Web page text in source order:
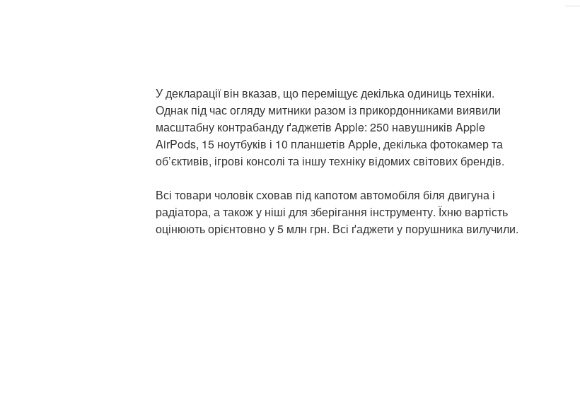
У декларації він вказав, що переміщує декілька одиниць техніки.
Однак під час огляду митники разом із прикордонниками виявили
масштабну контрабанду ґаджетів Apple: 250 навушників Apple
AirPods, 15 ноутбуків і 10 планшетів Apple, декілька фотокамер та
об’єктивів, ігрові консолі та іншу техніку відомих світових брендів.
Всі товари чоловік сховав під капотом автомобіля біля двигуна і
радіатора, а також у ніші для зберігання інструменту. Їхню вартість
оцінюють орієнтовно у 5 млн грн. Всі ґаджети у порушника вилучили.